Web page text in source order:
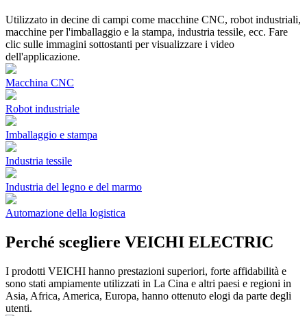
Utilizzato in decine di campi come macchine CNC, robot industriali,
macchine per l'imballaggio e la stampa, industria tessile, ecc. Fare
clic sulle immagini sottostanti per visualizzare i video
dell'applicazione.
Macchina CNC
Robot industriale
Imballaggio e stampa
Industria tessile
Industria del legno e del marmo
Automazione della logistica
Perché scegliere VEICHI ELECTRIC
I prodotti VEICHI hanno prestazioni superiori, forte affidabilità e
sono stati ampiamente utilizzati in La Cina e altri paesi e regioni in
Asia, Africa, America, Europa, hanno ottenuto elogi da parte degli
utenti.